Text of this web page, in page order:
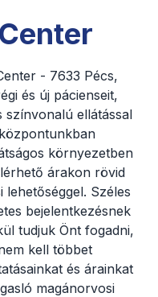
- 7633 Pécs,
és új pácienseit,
színvonalú ellátással
környezetben
árakon rövid
Széles
bejelentkezésnek
tudjuk Önt fogadni,
kell többet
és árainkat
magánorvosi